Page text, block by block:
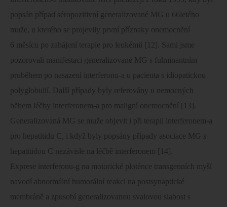
popsán případ séropozitivní generalizované MG u 66letého
muže, u kterého se projevily první příznaky onemocnění
6 měsícu po zahájení terapie pro leukémii [12]. Sami jsme
pozorovali manifestaci generalizované MG s fulminantním
pruběhem po nasazení interferonu-a u pacienta s idiopatickou
polyglobulií. Další případy byly referovány u nemocných
během léčby interferonem-a pro maligní onemocnění [13].
Generalizovaná MG se muže objevit i při terapii interferonem-a
pro hepatitidu C, i když byly popsány případy asociace MG s
hepatitidou C nezávisle na léčbě interferonem [14].
Exprese interferonu-g na motorické ploténce transgenních myší
navodí abnormální humorální reakci na postsynaptické
membráně a zpusobí generalizovanou svalovou slabost s